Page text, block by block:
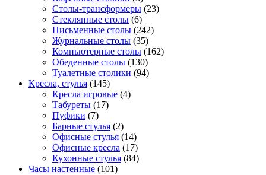
Столы-трансформеры (23)
Стеклянные столы (6)
Письменные столы (242)
Журнальные столы (35)
Компьютерные столы (162)
Обеденные столы (130)
Туалетные столики (94)
Кресла, стулья (145)
Кресла игровые (4)
Табуреты (17)
Пуфики (7)
Барные стулья (2)
Офисные стулья (14)
Офисные кресла (17)
Кухонные стулья (84)
Часы настенные (101)